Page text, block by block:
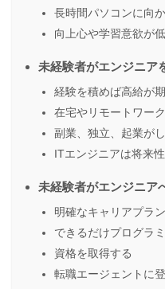
長時間パソコンに向
向上心や学習意欲が
未経験者がエンジニア
経験を積めば高給が
在宅やリモートワー
副業、独立、起業が
ITエンジニアは将来
未経験者がエンジニア
明確なキャリアプラ
できるだけプログラ
資格を取得する
転職エージェントに